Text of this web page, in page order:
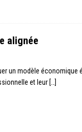
alignée
un modèle économique
et leur […]